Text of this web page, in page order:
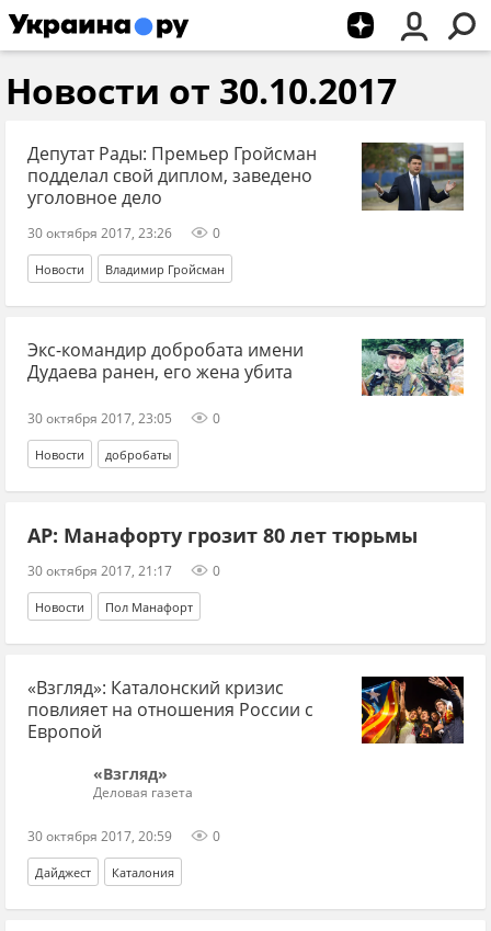
Новости от 30.10.2017
Депутат Рады: Премьер Гройсман
подделал свой диплом, заведено
уголовное дело
30 октября 2017, 23:26 0
Новости Владимир Гройсман
Экс-командир добробата имени
Дудаева ранен, его жена убита
30 октября 2017, 23:05 0
Новости добробаты
AP: Манафорту грозит 80 лет тюрьмы
30 октября 2017, 21:17 0
Новости Пол Манафорт
«Взгляд»: Каталонский кризис
повлияет на отношения России с
Европой
«Взгляд»
Деловая газета
30 октября 2017, 20:59 0
Дайджест Каталония